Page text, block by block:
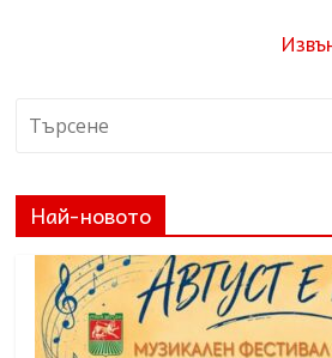
Най-новото